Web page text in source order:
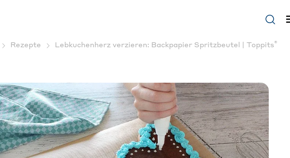
Rezepte Lebkuchenherz verzieren: Backpapier Spritzbeutel | Toppits®